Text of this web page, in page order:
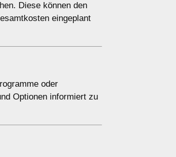
Diese können den
eingeplant
oder
Optionen informiert zu